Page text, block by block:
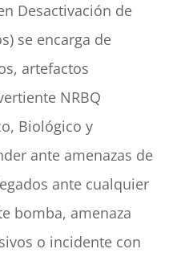
Desactivación de
se encarga de
artefactos
NRBQ
Biológico y
ante amenazas de
ante cualquier
bomba, amenaza
o incidente con